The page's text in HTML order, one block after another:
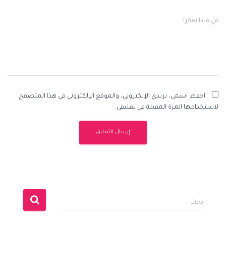
في ماذا تفكر؟
احفظ اسمي، بريدي الإلكتروني، والموقع الإلكتروني في هذا المتصفح
لاستخدامها المرة المقبلة في تعليقي.
ل
بحث …